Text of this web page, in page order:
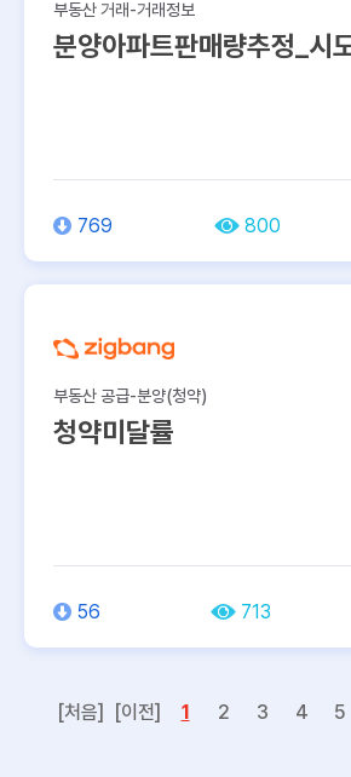
부동산 거래-거래정보
분양아파트판매량추정_시
769 800
부동산 공급-분양(청약)
청약미달률
56 713
[처음] [이전] 1 2 3 4 5